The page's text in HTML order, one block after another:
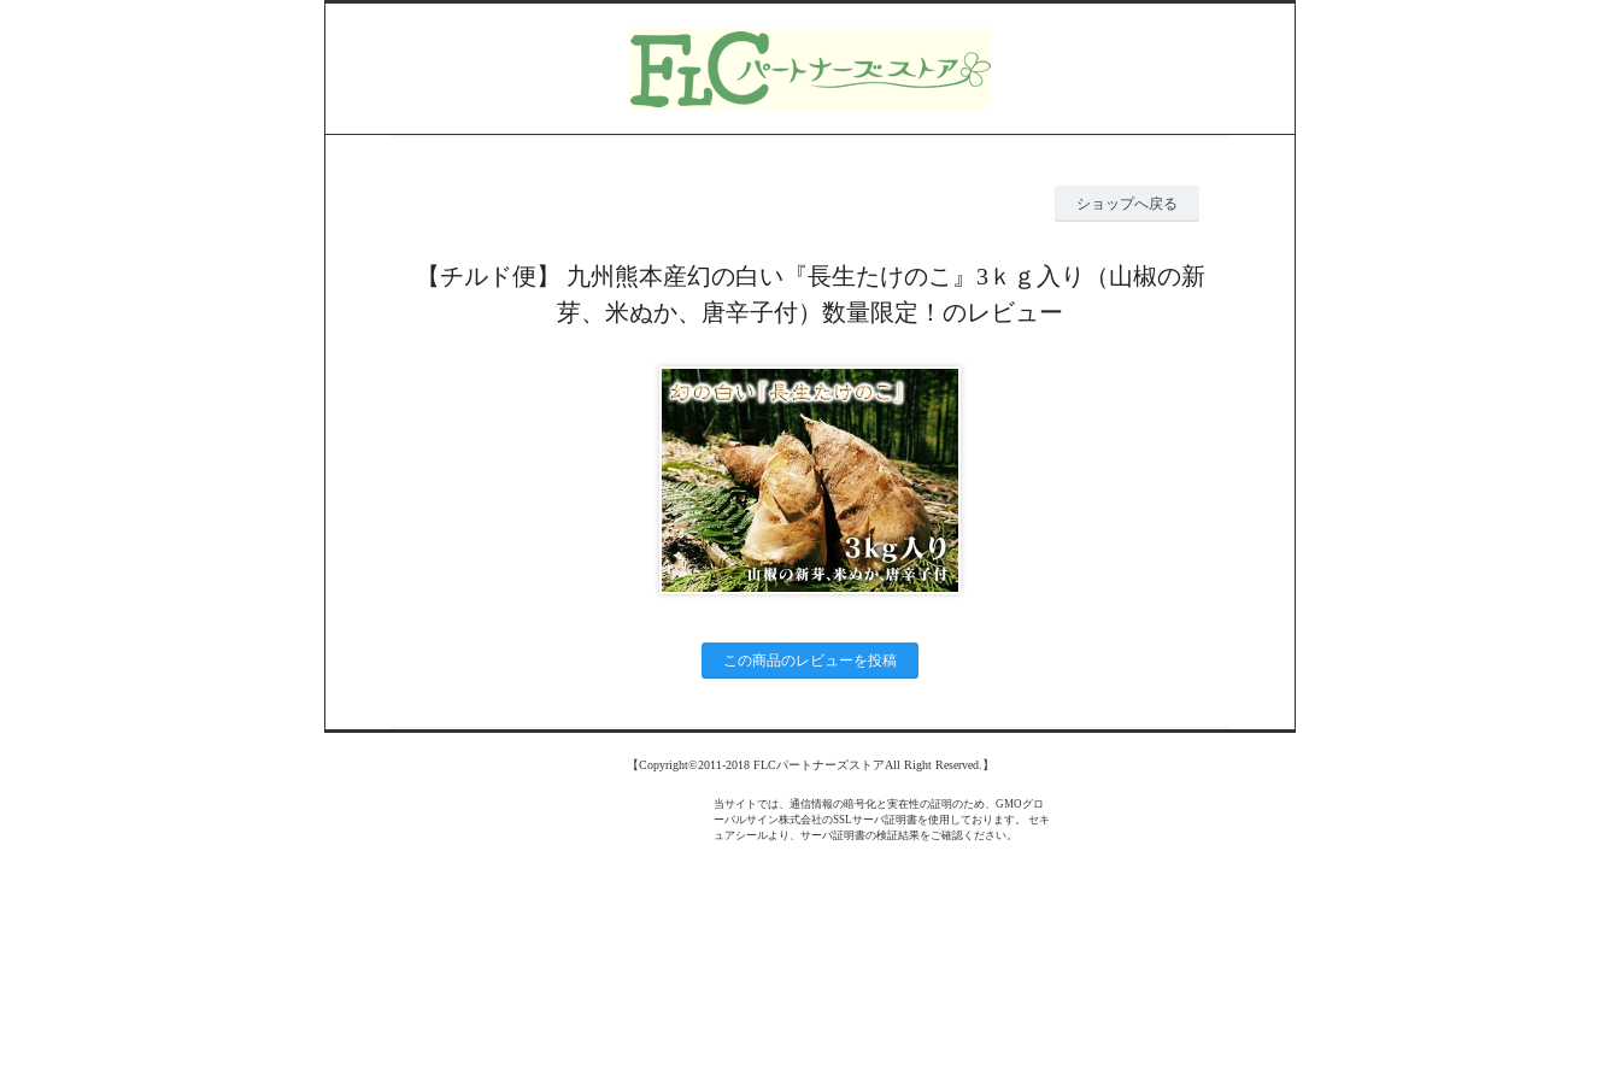
ショップへ戻る
【チルド便】 九州熊本産幻の白い『長生たけのこ』3ｋｇ入り（山椒の新
芽、米ぬか、唐辛子付）数量限定！のレビュー
この商品のレビューを投稿
【Copyright©2011-2018 FLCパートナーズストアAll Right Reserved.】
当サイトでは、通信情報の暗号化と実在性の証明のため、GMOグロ
ーバルサイン株式会社のSSLサーバ証明書を使用しております。 セキ
ュアシールより、サーバ証明書の検証結果をご確認ください。